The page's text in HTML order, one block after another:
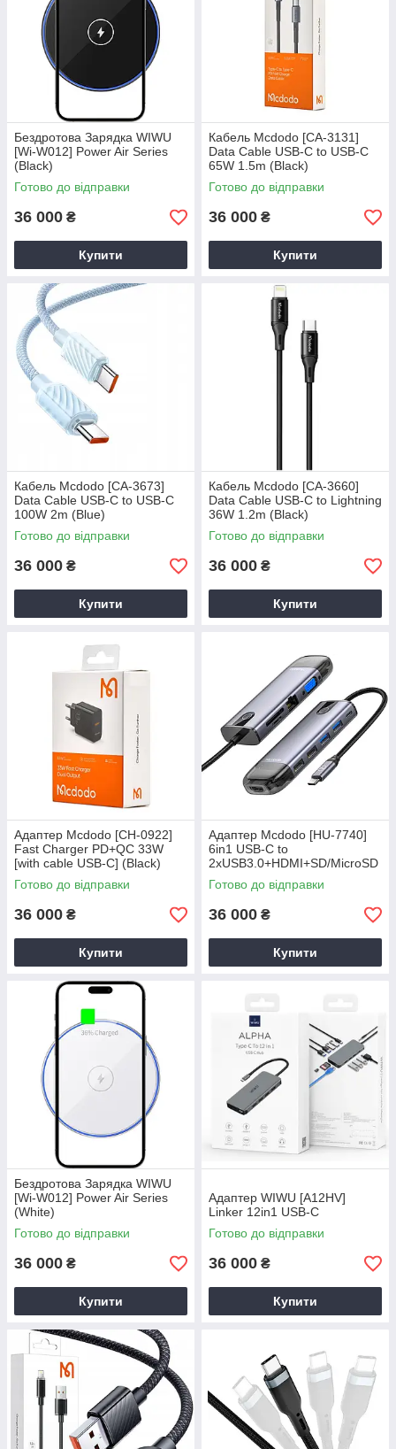
Бездротова Зарядка WIWU
[Wi-W012] Power Air Series
(Black)
Готово до відправки
36 000 ₴
Купити
Кабель Mcdodo [CA-3131]
Data Cable USB-C to USB-C
65W 1.5m (Black)
Готово до відправки
36 000 ₴
Купити
Кабель Mcdodo [CA-3673]
Data Cable USB-C to USB-C
100W 2m (Blue)
Готово до відправки
36 000 ₴
Купити
Кабель Mcdodo [CA-3660]
Data Cable USB-C to Lightning
36W 1.2m (Black)
Готово до відправки
36 000 ₴
Купити
Адаптер Mcdodo [CH-0922]
Fast Charger PD+QC 33W
[with cable USB-C] (Black)
Готово до відправки
36 000 ₴
Купити
Адаптер Mcdodo [HU-7740]
6in1 USB-C to
2xUSB3.0+HDMI+SD/MicroSD
+PD 100W (Grey)
Готово до відправки
36 000 ₴
Купити
Бездротова Зарядка WIWU
[Wi-W012] Power Air Series
(White)
Готово до відправки
36 000 ₴
Купити
Адаптер WIWU [A12HV]
Linker 12in1 USB-C
Готово до відправки
36 000 ₴
Купити